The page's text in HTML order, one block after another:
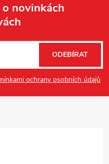
novinkách
ochrany osobních údajů
ODEBÍRAT